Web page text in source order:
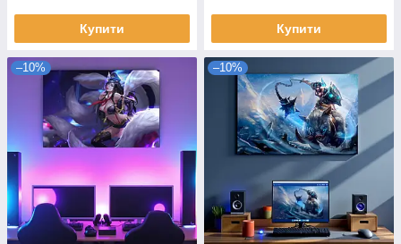
Купити Купити
–10% –10%